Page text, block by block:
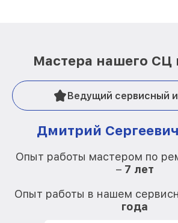
Мастера нашего СЦ
Ведущий сервисный
Дмитрий
Опыт работы мастером по
– 7 лет
Опыт работы в нашем
года